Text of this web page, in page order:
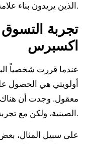
الذين يريدون بناء علامة تجارية خاصة.
تجربة
اكسبرس
عندما قررت شخصياً
أولويتي هي الحصول
معقول. وجدت أن
الصينية، ولكن مع تجربة مختلفة في التعامل.
على سبيل المثال،